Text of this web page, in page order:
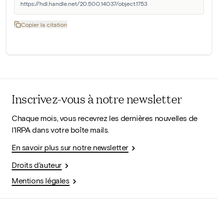
https://hdl.handle.net/20.500.14037/object.1753
Copier la citation
Inscrivez-vous à notre newsletter
Chaque mois, vous recevrez les dernières nouvelles de
l'IRPA dans votre boîte mails.
En savoir plus sur notre newsletter
Droits d'auteur
Mentions légales